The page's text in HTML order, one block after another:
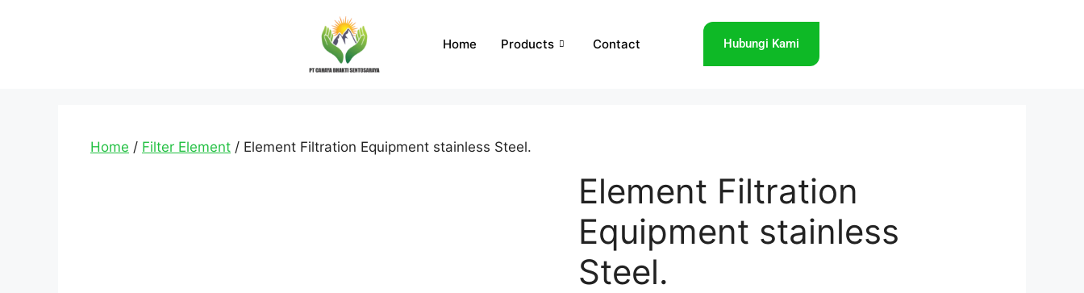
Home Products Contact Hubungi Kami
Home / Filter Element / Element Filtration Equipment stainless Steel.
Element Filtration
Equipment stainless
Steel.